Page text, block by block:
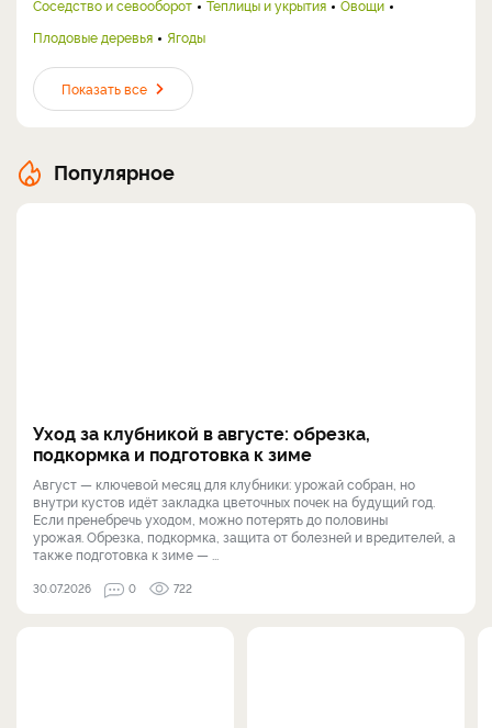
Соседство и севооборот Теплицы и укрытия
Овощи
Плодовые деревья
Ягоды
Показать все
Популярное
Уход за клубникой в августе: обрезка,
подкормка и подготовка к зиме
Август — ключевой месяц для клубники: урожай собран, но
внутри кустов идёт закладка цветочных почек на будущий год.
Если пренебречь уходом, можно потерять до половины
урожая. Обрезка, подкормка, защита от болезней и вредителей, а
также подготовка к зиме — ...
30.07.2026 0 722